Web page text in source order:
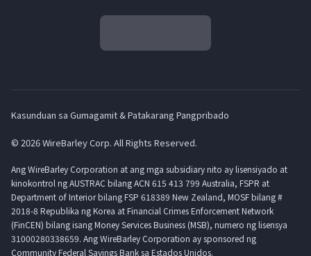
Kasunduan sa Gumagamit & Patakarang Pangpribado
© 2026 WireBarley Corp. All Rights Reserved.
Ang WireBarley Corporation at ang mga subsidiary nito ay lisensiyado at
kinokontrol ng AUSTRAC bilang ACN 615 413 799 Australia, FSPR at
Department of Interior bilang FSP 618389 New Zealand, MOSF bilang #
2018-8 Republika ng Korea at Financial Crimes Enforcement Network
(FinCEN) bilang isang Money Services Business (MSB), numero ng lisensya
31000280338659. Ang WireBarley Corporation ay sponsored ng
Community Federal Savings Bank sa Estados Unidos.